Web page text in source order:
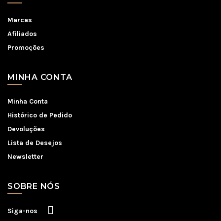
Marcas
Afiliados
Promoções
MINHA CONTA
Minha Conta
Histórico de Pedido
Devoluções
Lista de Desejos
Newsletter
SOBRE NÓS
Siga-nos